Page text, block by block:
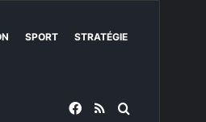
SPORT STRATÉGIE
Facebook
RSS